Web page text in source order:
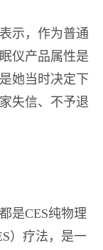
示，作为普通
仪产品属性是
她当时决定下
失信、不予退
是CES纯物理
）疗法，是一